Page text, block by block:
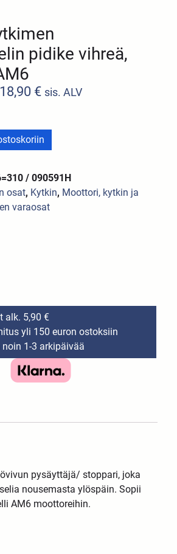
pidike vihreä,
18,90 € sis. ALV
/ 090591H
osat, Kytkin, Moottori, kytkin ja
varaosat
alk. 5,90 €
yli 150 euron ostoksiin
1-3 arkipäivää
pysäyttäjä/ stoppari, joka
nousemasta ylöspäin. Sopii
AM6 moottoreihin.